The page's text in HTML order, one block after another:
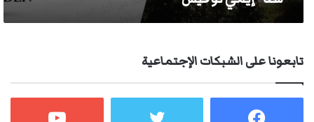
تابعونا على الشبكات الإجتماعية